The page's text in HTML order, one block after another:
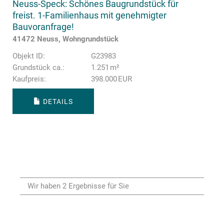
Neuss-Speck: Schönes Baugrundstück für
freist. 1-Familienhaus mit genehmigter
Bauvoranfrage!
41472 Neuss, Wohngrundstück
Objekt ID:
G23983
Grund­stück ca.:
1.251 m²
Kaufpreis:
398.000 EUR
DETAILS
Wir haben 2 Ergebnisse für Sie